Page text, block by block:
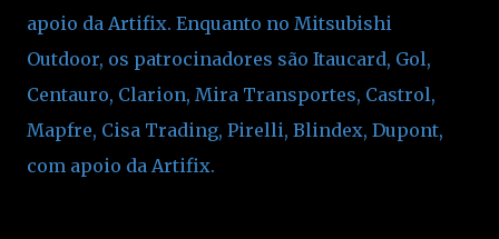
apoio da Artifix. Enquanto no Mitsubishi
Outdoor, os patrocinadores são Itaucard, Gol,
Centauro, Clarion, Mira Transportes, Castrol,
Mapfre, Cisa Trading, Pirelli, Blindex, Dupont,
com apoio da Artifix.